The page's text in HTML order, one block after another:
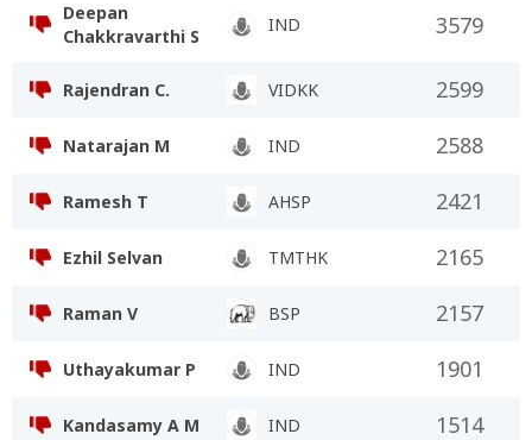
Deepan
Chakkravarthi S
IND 3579
Rajendran C. VIDKK 2599
Natarajan M IND 2588
Ramesh T AHSP 2421
Ezhil Selvan TMTHK 2165
Raman V BSP 2157
Uthayakumar P IND 1901
Kandasamy A M IND 1514